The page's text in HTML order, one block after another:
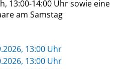
13:00-14:00 Uhr sowie eine
am Samstag
13:00 Uhr
13:00 Uhr